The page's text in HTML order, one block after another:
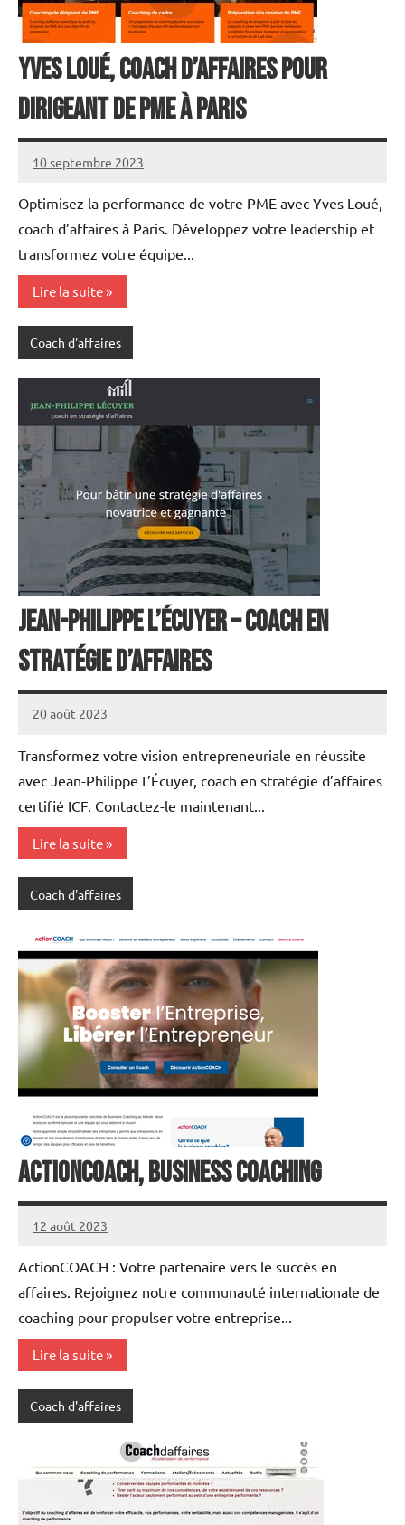
Yves Loué, Coach d’affaires pour
dirigeant de PME à Paris
10 septembre 2023
annuairecoaching
Optimisez la performance de votre PME avec Yves Loué,
coach d’affaires à Paris. Développez votre leadership et
transformez votre équipe...
Lire la suite
Coach d'affaires
Jean-Philippe L’Écuyer – Coach en
stratégie d’affaires
20 août 2023
annuairecoaching
Transformez votre vision entrepreneuriale en réussite
avec Jean-Philippe L’Écuyer, coach en stratégie d’affaires
certifié ICF. Contactez-le maintenant...
Lire la suite
Coach d'affaires
ActionCOACH, Business Coaching
12 août 2023
annuairecoaching
ActionCOACH : Votre partenaire vers le succès en
affaires. Rejoignez notre communauté internationale de
coaching pour propulser votre entreprise...
Lire la suite
Coach d'affaires